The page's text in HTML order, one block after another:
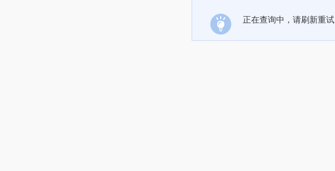
正在查询中，请刷新重试